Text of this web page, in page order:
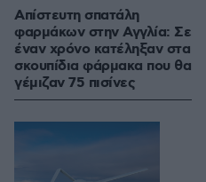
Απίστευτη σπατάλη
φαρμάκων στην Αγγλία: Σε
έναν χρόνο κατέληξαν στα
σκουπίδια φάρμακα που θα
γέμιζαν 75 πισίνες